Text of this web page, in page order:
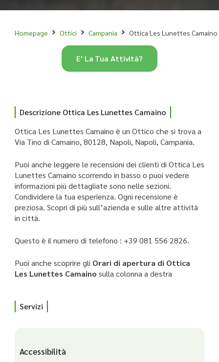
Homepage Ottici Campania Ottica Les Lunettes Camaino
Descrizione Ottica Les Lunettes Camaino
Ottica Les Lunettes Camaino è un Ottico che si trova a
Via Tino di Camaino, 80128, Napoli, Napoli, Campania.
Puoi anche leggere le recensioni dei clienti di Ottica Les
Lunettes Camaino scorrendo in basso o puoi vedere
informazioni più dettagliate sono nelle sezioni.
Condividere la tua esperienza. Ogni recensione è
preziosa. Scopri di più sull’azienda e sulle altre attività
in città.
Questo è il numero di telefono : +39 081 556 2826.
Puoi anche scoprire gli Orari di apertura di Ottica
Les Lunettes Camaino sulla colonna a destra
Servizi
Accessibilità
E' La Tua Attività?